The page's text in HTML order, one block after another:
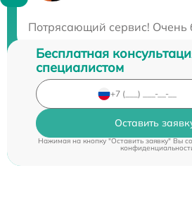
Потрясающий сервис! Очень
Бесплатная
специалистом
Оставить
Нажимая на кнопку "Оставить заявку" Вы